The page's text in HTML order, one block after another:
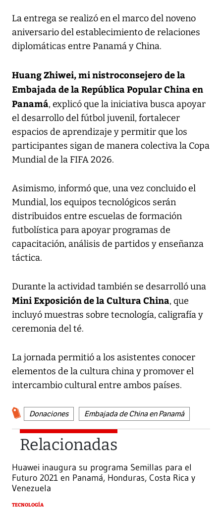
La entrega se realizó en el marco del noveno
aniversario del establecimiento de relaciones
diplomáticas entre Panamá y China.
Huang Zhiwei, mi nistroconsejero de la
Embajada de la República Popular China en
Panamá, explicó que la iniciativa busca apoyar
el desarrollo del fútbol juvenil, fortalecer
espacios de aprendizaje y permitir que los
participantes sigan de manera colectiva la Copa
Mundial de la FIFA 2026.
Asimismo, informó que, una vez concluido el
Mundial, los equipos tecnológicos serán
distribuidos entre escuelas de formación
futbolística para apoyar programas de
capacitación, análisis de partidos y enseñanza
táctica.
Durante la actividad también se desarrolló una
Mini Exposición de la Cultura China, que
incluyó muestras sobre tecnología, caligrafía y
ceremonia del té.
La jornada permitió a los asistentes conocer
elementos de la cultura china y promover el
intercambio cultural entre ambos países.
Donaciones Embajada de China en Panamá
Relacionadas
Huawei inaugura su programa Semillas para el
Futuro 2021 en Panamá, Honduras, Costa Rica y
Venezuela
TECNOLOGÍA